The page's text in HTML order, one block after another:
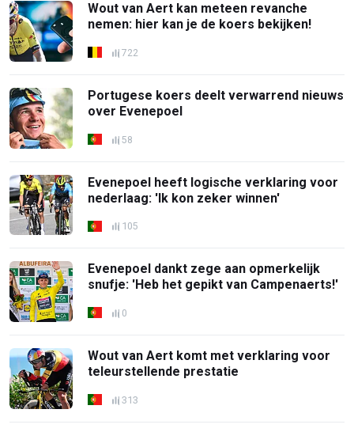
Wout van Aert kan meteen revanche
nemen: hier kan je de koers bekijken!
722
Portugese koers deelt verwarrend nieuws
over Evenepoel
58
Evenepoel heeft logische verklaring voor
nederlaag: 'Ik kon zeker winnen'
105
Evenepoel dankt zege aan opmerkelijk
snufje: 'Heb het gepikt van Campenaerts!'
0
Wout van Aert komt met verklaring voor
teleurstellende prestatie
313